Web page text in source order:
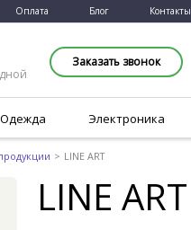
Оплата Блог Контакты
Заказать звонок
Одежда Электроника
LINE ART
LINE ART